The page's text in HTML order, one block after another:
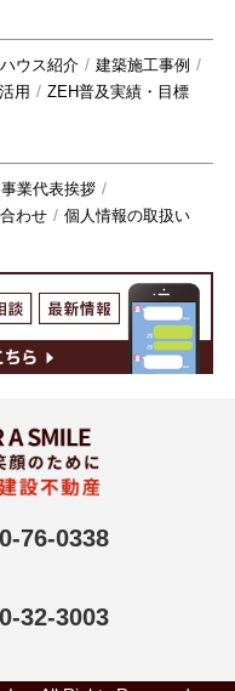
ウス紹介
建築施工事例
用 ZEH普及実績・目標
事業代表挨拶
わせ 個人情報の取扱い
76-0338
32-3003